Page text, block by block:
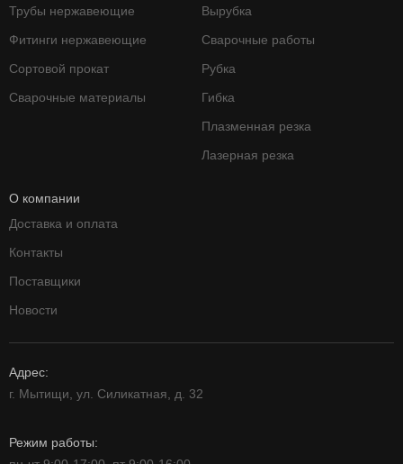
Трубы нержавеющие
Фитинги нержавеющие
Сортовой прокат
Сварочные материалы
Вырубка
Сварочные работы
Рубка
Гибка
Плазменная резка
Лазерная резка
О компании
Доставка и оплата
Контакты
Поставщики
Новости
Адрес:
г. Мытищи, ул. Силикатная, д. 32
Режим работы: